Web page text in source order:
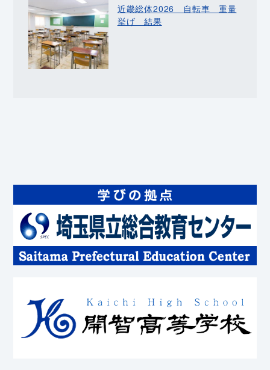
近畿総体2026 自転車 重量
挙げ 結果